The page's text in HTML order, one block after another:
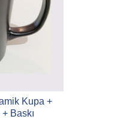
Kupa +
Baskı